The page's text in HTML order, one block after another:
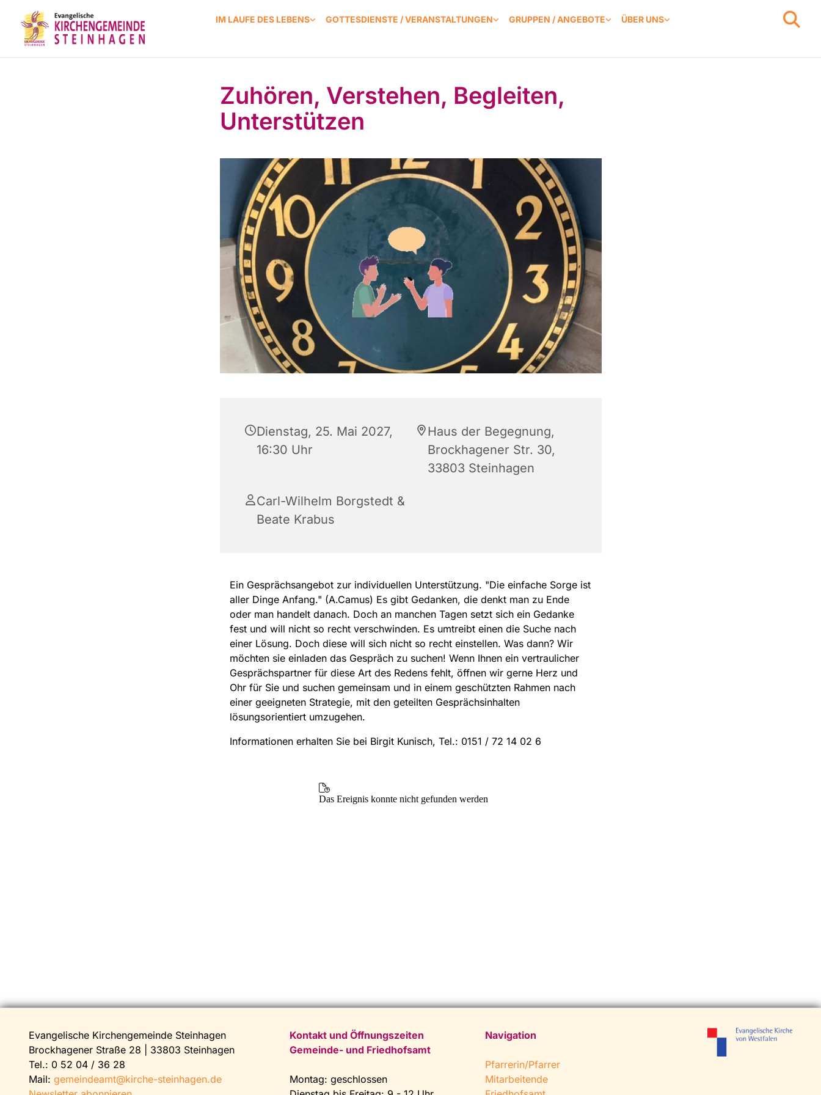
IM LAUFE DES LEBENS GOTTESDIENSTE / VERANSTALTUNGEN GRUPPEN / ANGEBOTE ÜBER UNS
Zuhören, Verstehen, Begleiten,
Unterstützen
Dienstag, 25. Mai 2027,
16:30 Uhr
Haus der Begegnung,
Brockhagener Str. 30,
33803 Steinhagen
Carl-Wilhelm Borgstedt &
Beate Krabus
Ein Gesprächsangebot zur individuellen Unterstützung. "Die einfache Sorge ist
aller Dinge Anfang." (A.Camus) Es gibt Gedanken, die denkt man zu Ende
oder man handelt danach. Doch an manchen Tagen setzt sich ein Gedanke
fest und will nicht so recht verschwinden. Es umtreibt einen die Suche nach
einer Lösung. Doch diese will sich nicht so recht einstellen. Was dann? Wir
möchten sie einladen das Gespräch zu suchen! Wenn Ihnen ein vertraulicher
Gesprächspartner für diese Art des Redens fehlt, öffnen wir gerne Herz und
Ohr für Sie und suchen gemeinsam und in einem geschützten Rahmen nach
einer geeigneten Strategie, mit den geteilten Gesprächsinhalten
lösungsorientiert umzugehen.
Informationen erhalten Sie bei Birgit Kunisch, Tel.: 0151 / 72 14 02 6
Evangelische Kirchengemeinde Steinhagen
Brockhagener Straße 28 | 33803 Steinhagen
Tel.: 0 52 04 / 36 28
Mail: gemeindeamt@kirche-steinhagen.de
Kontakt und Öffnungszeiten
Gemeinde- und Friedhofsamt
Montag: geschlossen
Navigation
Pfarrerin/Pfarrer
Mitarbeitende